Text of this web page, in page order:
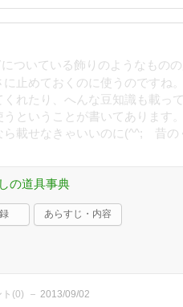
ついている飾りのようなもの
止めておくのに使うのですね
れたり、へんな豆知識も載っ
うということが書いてあります
ら載せなきゃいいのに(^^; 昔の
の道具事典
あらすじ・内容
ト(0) 2013/09/02